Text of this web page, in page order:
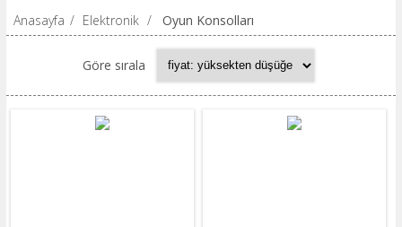
Anasayfa / Elektronik / Oyun Konsolları
Göre sırala